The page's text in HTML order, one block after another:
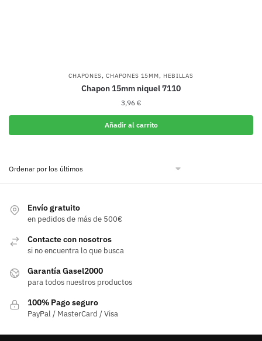
CHAPONES,CHAPONES 15MM, HEBILLAS
Chapon 15mm niquel 7110
3,96 €
Añadir al carrito
Envío gratuito
en pedidos de más de 500€
Contacte con nosotros
si no encuentra lo que busca
Garantía Gasel2000
para todos nuestros productos
100% Pago seguro
PayPal / MasterCard / Visa